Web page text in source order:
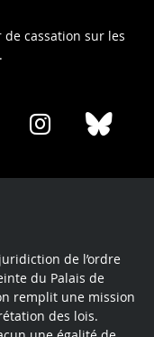
de cassation sur les
Share
Share
Instagram
de l’ordre
du Palais de
remplit une mission
des lois.